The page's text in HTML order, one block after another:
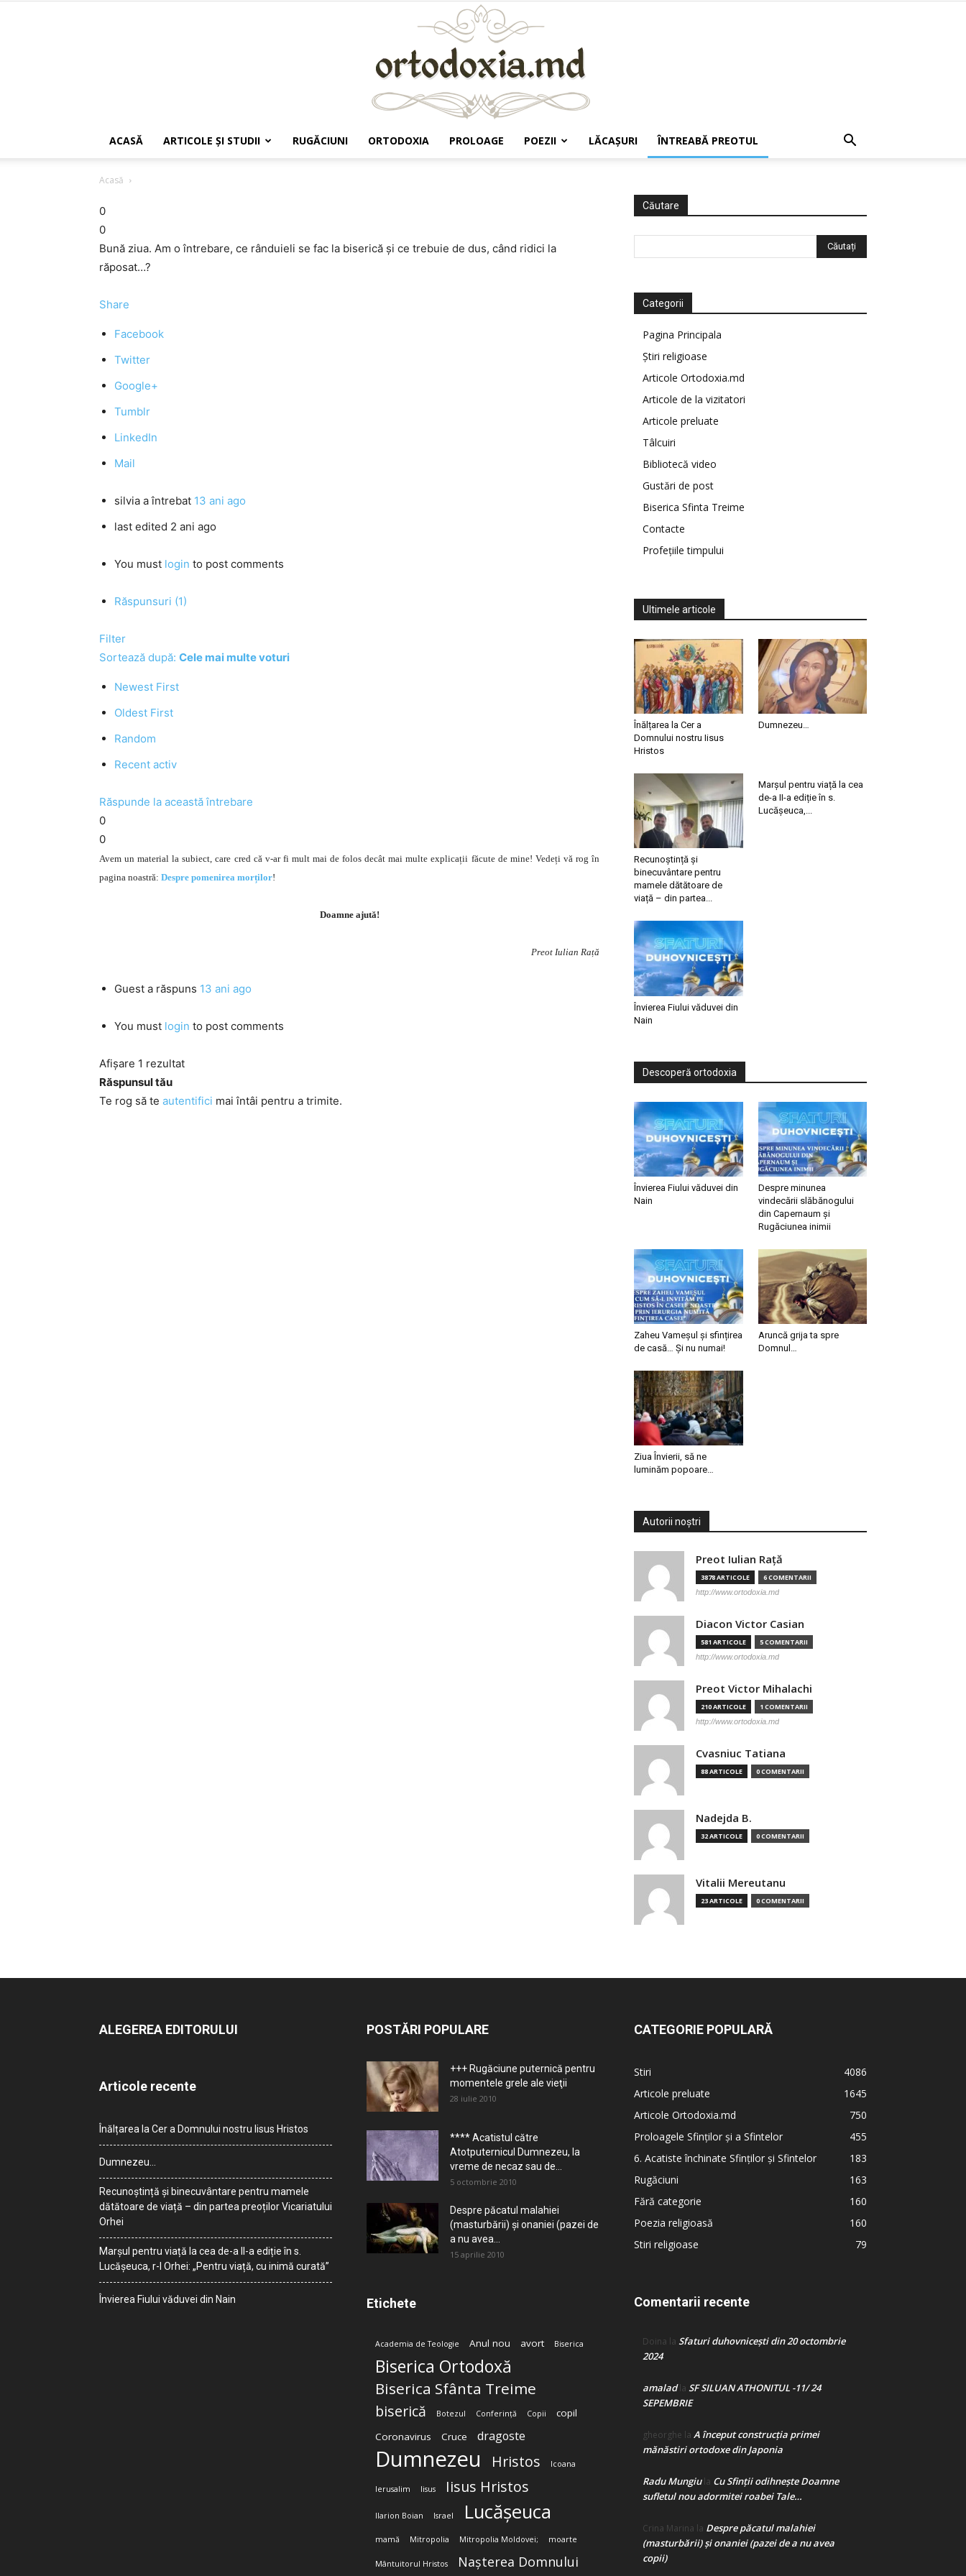
ACASĂ ARTICOLE ŞI STUDII RUGĂCIUNI ORTODOXIA PROLOAGE POEZII LĂCAŞURI ÎNTREABĂ PREOTUL
Acasă
0
0
Bună ziua. Am o întrebare, ce rânduieli se fac la biserică și ce trebuie de dus, când ridici la
răposat…?
Share
Facebook
Twitter
Google+
Tumblr
LinkedIn
Mail
silvia a întrebat 13 ani ago
last edited 2 ani ago
You must login to post comments
Răspunsuri (1)
Filter
Sortează după: Cele mai multe voturi
Newest First
Oldest First
Random
Recent activ
Răspunde la această întrebare
0
0
Avem un material la subiect, care cred că v-ar fi mult mai de folos decât mai multe explicații făcute de mine! Vedeți vă rog în
pagina noastră: Despre pomenirea morților!
Doamne ajută!
Preot Iulian Rață
Guest a răspuns 13 ani ago
You must login to post comments
Afișare 1 rezultat
Răspunsul tău
Te rog să te autentifici mai întâi pentru a trimite.
Căutare
Categorii
Pagina Principala
Știri religioase
Articole Ortodoxia.md
Articole de la vizitatori
Articole preluate
Tâlcuiri
Bibliotecă video
Gustări de post
Biserica Sfinta Treime
Contacte
Profețiile timpului
Ultimele articole
Înălțarea la Cer a
Domnului nostru Iisus
Hristos
Dumnezeu…
Recunoștință și
binecuvântare pentru
mamele dătătoare de
viață – din partea...
Marșul pentru viață la cea
de-a II-a ediție în s.
Lucășeuca,...
Învierea Fiului văduvei din
Nain
Descoperă ortodoxia
Învierea Fiului văduvei din
Nain
Despre minunea
vindecării slăbănogului
din Capernaum și
Rugăciunea inimii
Zaheu Vameșul și sfințirea
de casă… Și nu numai!
Aruncă grija ta spre
Domnul…
Ziua Învierii, să ne
luminăm popoare…
Autorii noștri
Preot Iulian Raţă
3878 ARTICOLE 6 COMENTARII
http://www.ortodoxia.md
Diacon Victor Casian
581 ARTICOLE 5 COMENTARII
http://www.ortodoxia.md
Preot Victor Mihalachi
210 ARTICOLE 1 COMENTARII
http://www.ortodoxia.md
Cvasniuc Tatiana
88 ARTICOLE 0 COMENTARII
Nadejda B.
32 ARTICOLE 0 COMENTARII
Vitalii Mereutanu
23 ARTICOLE 0 COMENTARII
ALEGEREA EDITORULUI
Articole recente
Înălțarea la Cer a Domnului nostru Iisus Hristos
Dumnezeu…
Recunoștință și binecuvântare pentru mamele
dătătoare de viață – din partea preoților Vicariatului
Orhei
Marșul pentru viață la cea de-a II-a ediție în s.
Lucășeuca, r-l Orhei: „Pentru viață, cu inimă curată”
Învierea Fiului văduvei din Nain
POSTĂRI POPULARE
+++ Rugăciune puternică pentru
momentele grele ale vieţii
28 iulie 2010
**** Acatistul către
Atotputernicul Dumnezeu, la
vreme de necaz sau de...
5 octombrie 2010
Despre păcatul malahiei
(masturbării) şi onaniei (pazei de
a nu avea...
15 aprilie 2010
Etichete
Academia de Teologie Anul nou avort Biserica
Biserica Ortodoxă
Biserica Sfânta Treime
biserică Botezul Conferință Copii
copil
Coronavirus
Cruce dragoste
Dumnezeu Hristos Icoana
Ierusalim Iisus Iisus Hristos
Ilarion Boian Israel Lucășeuca
mamă Mitropolia Mitropolia Moldovei; moarte
Mântuitorul Hristos Nașterea Domnului
CATEGORIE POPULARĂ
Stiri
4086
Articole preluate
1645
Articole Ortodoxia.md
750
Proloagele Sfinților și a Sfintelor
455
6. Acatiste închinate Sfinților și Sfintelor
183
Rugăciuni
163
Fără categorie
160
Poezia religioasă
160
Stiri religioase
79
Comentarii recente
Doina la Sfaturi duhovnicești din 20 octombrie
2024
amaladla SF SILUAN ATHONITUL -11/ 24
SEPEMBRIE
gheorghe la A început construcţia primei
mănăstiri ortodoxe din Japonia
Radu Mungiula Cu Sfinții odihnește Doamne
sufletul nou adormitei roabei Tale…
Crina Marina la Despre păcatul malahiei
(masturbării) şi onaniei (pazei de a nu avea
copii)